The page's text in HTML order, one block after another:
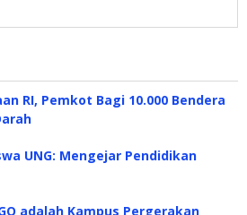
RI, Pemkot Bagi 10.000 Bendera
UNG: Mengejar Pendidikan
adalah Kampus Pergerakan